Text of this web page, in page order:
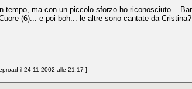
tempo, ma con un piccolo sforzo ho riconosciuto...
(6)... e poi boh... le altre sono cantate da
il 24-11-2002 alle 21:17 ]